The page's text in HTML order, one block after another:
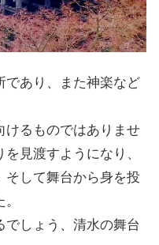
であり、また神楽など
けるものではありませ
見渡すようになり、
そして舞台から身を投
でしょう、清水の舞台